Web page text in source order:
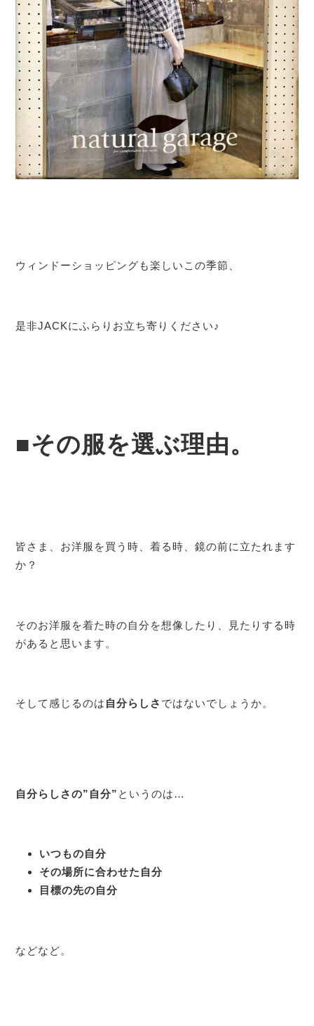
ウィンドーショッピングも楽しいこの季節、
是非JACKにふらりお立ち寄りください♪
■その服を選ぶ理由。
皆さま、お洋服を買う時、着る時、鏡の前に立たれます
か？
そのお洋服を着た時の自分を想像したり、見たりする時
があると思います。
そして感じるのは 自分らしさ ではないでしょうか。
自分らしさの”自分” というのは…
いつもの自分
その場所に合わせた自分
目標の先の自分
などなど。